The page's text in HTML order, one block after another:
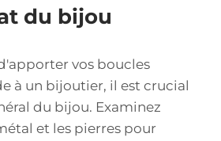
du bijou
vos boucles
à un bijoutier, il est crucial
du bijou. Examinez
et les pierres pour